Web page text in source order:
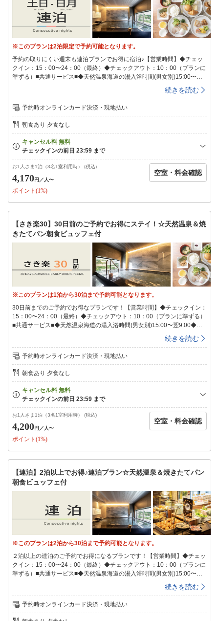
ンは24時となっております。24時を過ぎますとキャンセル扱いとなり、
キャンセル料が100％発生いたしますのでご注意ください。また、フロン
トも24時で営業終了致します。
※このプランは2泊限定で予約可能となります。
予約の取りにくい週末も連泊プランでお得に宿泊♪【営業時間】◆チェッ
クイン：15：00〜24：00（最終）◆チェックアウト：10：00（プランに
準ずる）■共通サービス■◆天然温泉海道の湯入浴時間(男女別)15:00〜翌
9:00◆ウェルカムバーソフトドリンクやワイン・カクテルなどのアルコー
ル類が飲み放題！※ドリンクの種類は変更の可能性がございます。予めご
了承下さい。営業時間15:00〜21:00◆全館健康イオン水を完備♪◆LOHAS
な健康朝食を無料でご用意毎朝出来たてサクサクの香り高い焼きたてパン
や、オーガニック野菜のサラダ、日替わりのおかずやご当地メニューなど
をビュッフェ形式でご用意しております。朝食時間【月〜土】6:30〜
8:30【日・祝】6:30〜9:00◆スーパーホテルオリジナルアメニティをもれ
なくプレゼント♪◆８種類から選べる快眠枕チェックイン時にフロントで
枕をお選びいただけます！（先着順）◆駐車場111台（先着順）無料※自
転車用の青空駐輪場をご用意しております。館内へは収納バックでの持ち
運びをお願いいたします。■アクセス所要目安時間■〇ＪＲ今治駅より徒歩
19分。〇西瀬戸自動車道今治ＩＣより車で約11分。【ご連泊中の清掃】
SDGsへの取り組みの一環として連泊中の客室清掃について「清掃なし」
ください。※衛生上の観点より4日に一度10時〜15時の間清掃を実施いた
します。清掃の間お部屋にご滞在頂くことはできません。最終チェックイ
ンは24時となっております。24時を過ぎますとキャンセル扱いとなり、
キャンセル料が100％発生いたしますのでご注意ください。また、フロン
トも24時で営業終了致します。
続きを読む
予約時オンラインカード決済・現地払い
朝食あり 夕食なし
お1人さま1泊（3名1室利用時） (税込)
4,170円 ／人〜
ポイント(1%)
空室・料金確認
【さき楽30】30日前のご予約でお得にステイ！☆天然温泉＆焼
きたてパン朝食ビュッフェ付
※このプランは1泊から30泊まで予約可能となります。
30日前までのご予約でお得なプランです！【営業時間】◆チェックイン：
15：00〜24：00（最終）◆チェックアウト：10：00（プランに準ずる）
■共通サービス■◆天然温泉海道の湯入浴時間(男女別)15:00〜翌9:00◆ウ
ェルカムバーソフトドリンクやワイン・カクテルなどのアルコール類が飲
み放題！※ドリンクの種類は変更の可能性がございます。予めご了承下さ
い。営業時間15:00〜21:00◆LOHASな健康朝食を無料でご用意毎朝出来
たてサクサクの香り高い焼きたてパンや、オーガニック野菜のサラダ、日
替わりのおかずやご当地メニューなどをビュッフェ形式でご用意しており
ます。朝食時間【月〜土】6:30〜8:30【日・祝】6:30〜9:00◆スーパーホ
テルオリジナルアメニティをもれなくプレゼント♪◆８種類から選べる快
眠枕チェックイン時にフロントで枕をお選びいただけます！（先着順）◆
駐車場111台（先着順）無料※自転車用の青空駐輪場をご用意しておりま
す。館内へは収納バックでの持ち運びをお願いいたします。■アクセス所
要目安時間■〇ＪＲ今治駅より徒歩19分。〇西瀬戸自動車道今治ＩＣより
車で約11分。＜空港＞〇松山空港・・・松山空港より電車にて今治駅へ
80分。【ご連泊中の清掃】SDGsへの取り組みの一環として連泊中の客室
カードを客室ドアにご貼付ください。※衛生上の観点より4日に一度10
時〜15時の間清掃を実施いたします。清掃の間お部屋にご滞在頂くことは
できません。最終チェックインは24時となっております。24時を過ぎま
すとキャンセル扱いとなり、キャンセル料が100％発生いたしますのでご
注意ください。また、フロントも24時で営業終了致します。
続きを読む
予約時オンラインカード決済・現地払い
朝食あり 夕食なし
お1人さま1泊（3名1室利用時） (税込)
4,200円 ／人〜
ポイント(1%)
空室・料金確認
【連泊】2泊以上でお得♪連泊プラン☆天然温泉＆焼きたてパン
朝食ビュッフェ付
※このプランは2泊から30泊まで予約可能となります。
２泊以上の連泊のご予約でお得になるプランです！【営業時間】◆チェッ
クイン：15：00〜24：00（最終）◆チェックアウト：10：00（プランに
準ずる）■共通サービス■◆天然温泉海道の湯入浴時間(男女別)15:00〜翌
9:00◆ウェルカムバーソフトドリンクやワイン・カクテルなどのアルコー
ル類が飲み放題！※ドリンクの種類は変更の可能性がございます。予めご
了承下さい。営業時間15:00〜21:00◆全館健康イオン水を完備♪◆LOHAS
な健康朝食を無料でご用意毎朝出来たてサクサクの香り高い焼きたてパン
や、オーガニック野菜のサラダ、日替わりのおかずやご当地メニューなど
続きを読む
予約時オンラインカード決済・現地払い